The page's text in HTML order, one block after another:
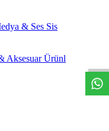
& Ses Sis
Aksesuar Ürünl